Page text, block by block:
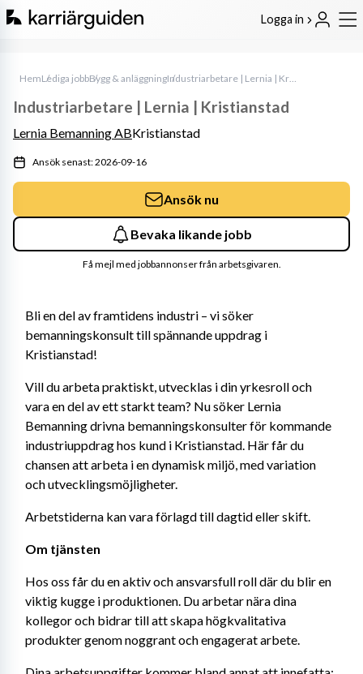
Logga in
HemLediga jobbBygg & anläggning Industriarbetare | Lernia | Kristianstad
Bli en del av framtidens industri – vi söker
bemanningskonsult till spännande uppdrag i
Kristianstad!
Vill du arbeta praktiskt, utvecklas i din yrkesroll och
vara en del av ett starkt team? Nu söker Lernia
Bemanning drivna bemanningskonsulter för kommande
industriuppdrag hos kund i Kristianstad. Här får du
chansen att arbeta i en dynamisk miljö, med variation
och utvecklingsmöjligheter.
Arbetstiderna kan vara förlagd till dagtid eller skift.
Om tjänsten
Hos oss får du en aktiv och ansvarsfull roll där du blir en
viktig kugge i produktionen. Du arbetar nära dina
kollegor och bidrar till att skapa högkvalitativa
produkter genom noggrant och engagerat arbete.
Industriarbetare | Lernia | Kristianstad
Lernia Bemanning ABKristianstad
Ansök senast: 2026-09-16
Ansök nu
Bevaka likande jobb
Få mejl med jobbannonser från arbetsgivaren.